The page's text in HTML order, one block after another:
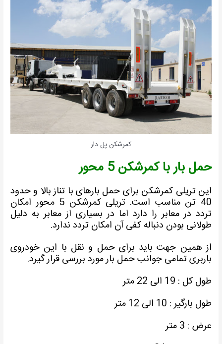
کمرشکن پل دار
بار با کمرشکن 5 محور
تریلی کمرشکن برای حمل بارهای با تناز بالا و حدود
40 تن مناسب است. تریلی کمرشکن 5 محور امکان
در معابر را دارد اما در بسیاری از معابر به دلیل
بودن دنباله کفی آن امکان تردد ندارد.
همین جهت باید برای حمل و نقل با این خودروی
تمامی جوانب حمل بار مورد بررسی قرار گیرد.
کل : 19 الی 22 متر
بارگیر : 10 الی 12 متر
: 3 متر